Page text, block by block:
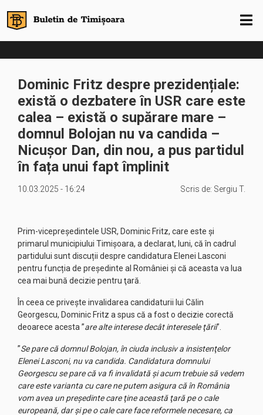
Dominic Fritz despre prezidențiale:
există o dezbatere în USR care este
calea – există o supărare mare –
domnul Bolojan nu va candida –
Nicuşor Dan, din nou, a pus partidul
în fața unui fapt împlinit
10.03.2025 - 16:24 Scris de: Sergiu T.
Prim-vicepreședintele USR, Dominic Fritz, care este şi
primarul municipiului Timișoara, a declarat, luni, că în cadrul
partidului sunt discuții despre candidatura Elenei Lasconi
pentru funcția de președinte al României şi că aceasta va lua
cea mai bună decizie pentru ţară.
În ceea ce privește invalidarea candidaturii lui Călin
Georgescu, Dominic Fritz a spus că a fost o decizie corectă
deoarece acesta ”are alte interese decât interesele ţării”.
”Se pare că domnul Bolojan, în ciuda inclusiv a insistenţelor
Elenei Lasconi, nu va candida. Candidatura domnului
Georgescu se pare că va fi invalidată şi acum trebuie să vedem
care este varianta cu care ne putem asigura că în România
vom avea un preşedinte care ţine această ţară pe o cale
europeană, dar şi pe o cale care face reformele necesare, ca